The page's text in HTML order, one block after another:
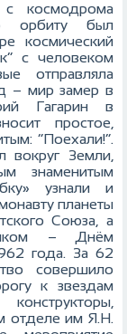
космодрома
орбиту был
космический
с человеком
отправляла
– мир замер в
Гагарин в
простое,
“Поехали!”.
вокруг Земли,
знаменитым
узнали и
планеты
Союза, a
– Днём
года. За 62
совершило
к звездам
отделе им Я.Н.